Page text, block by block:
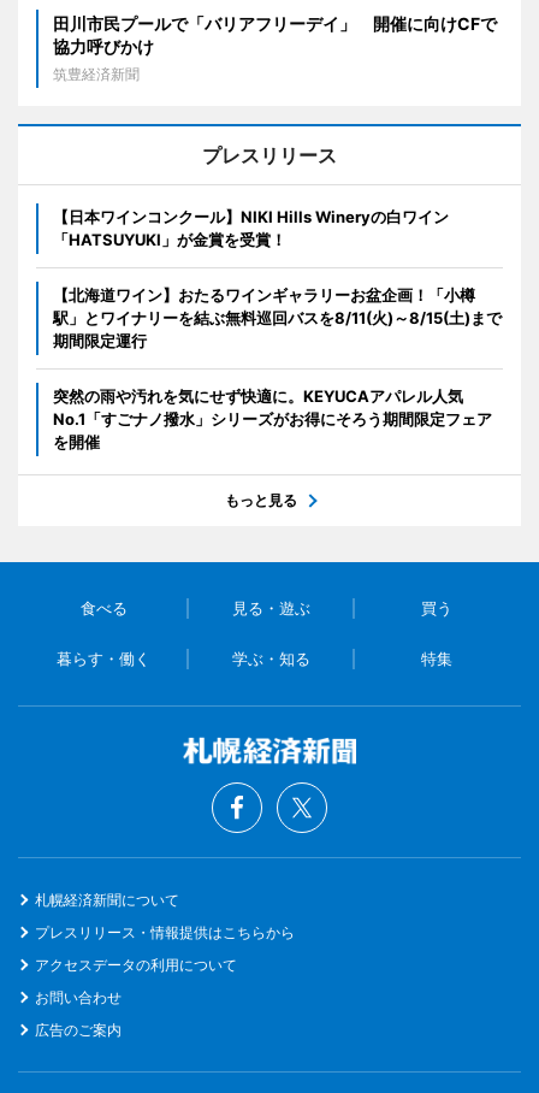
田川市民プールで「バリアフリーデイ」 開催に向けCFで
協力呼びかけ
筑豊経済新聞
プレスリリース
【日本ワインコンクール】NIKI Hills Wineryの白ワイン
「HATSUYUKI」が金賞を受賞！
【北海道ワイン】おたるワインギャラリーお盆企画！「小樽
駅」とワイナリーを結ぶ無料巡回バスを8/11(火)～8/15(土)まで
期間限定運行
突然の雨や汚れを気にせず快適に。KEYUCAアパレル人気
No.1「すごナノ撥水」シリーズがお得にそろう期間限定フェア
を開催
もっと見る
食べる 見る・遊ぶ 買う
暮らす・働く 学ぶ・知る 特集
札幌経済新聞について
プレスリリース・情報提供はこちらから
アクセスデータの利用について
お問い合わせ
広告のご案内